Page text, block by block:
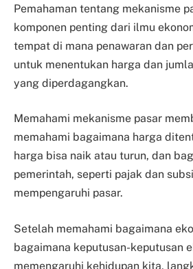
Pemahaman tentang mekanisme
komponen penting dari ilmu
tempat di mana penawaran dan
untuk menentukan harga dan
yang diperdagangkan.
Memahami mekanisme pasar
memahami bagaimana harga
harga bisa naik atau turun, dan
pemerintah, seperti pajak dan
mempengaruhi pasar.
Setelah memahami bagaimana
bagaimana keputusan-keputusan
memengaruhi kehidupan kita,